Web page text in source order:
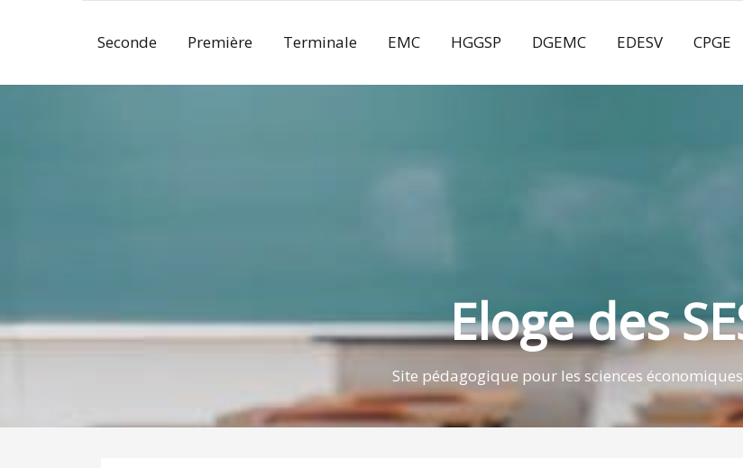
Seconde Première Terminale EMC HGGSP DGEMC EDESV CPGE
Eloge des
Site pédagogique pour les sciences